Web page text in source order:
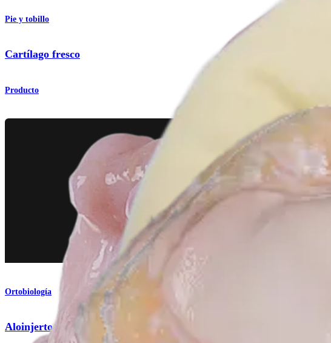
Pie y tobillo
Cartílago fresco
Producto
Ortobiología
Aloinjertos osteocondrales frescos